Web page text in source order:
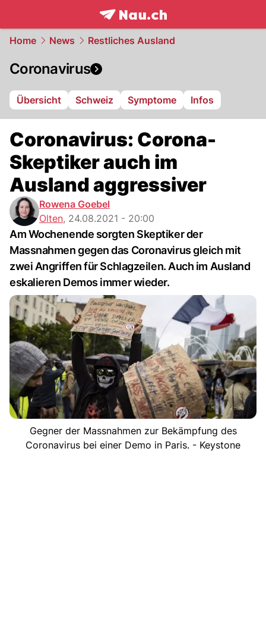
frontpage.NAU.ch
Home News Restliches Ausland
Coronavirus
Übersicht Schweiz Symptome Infos
Coronavirus: Corona-
Skeptiker auch im
Ausland aggressiver
Rowena Goebel
Olten, 24.08.2021 - 20:00
Am Wochenende sorgten Skeptiker der
Massnahmen gegen das Coronavirus gleich mit
zwei Angriffen für Schlagzeilen. Auch im Ausland
eskalieren Demos immer wieder.
Gegner der Massnahmen zur Bekämpfung des
Coronavirus bei einer Demo in Paris. - Keystone